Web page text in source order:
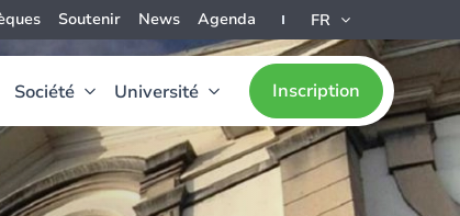
Soutenir News Agenda FR
Société Université Inscription